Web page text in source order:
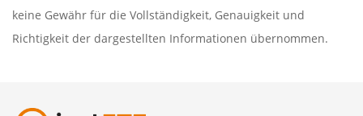
keine Gewähr für die Vollständigkeit, Genauigkeit und
Richtigkeit der dargestellten Informationen übernommen.